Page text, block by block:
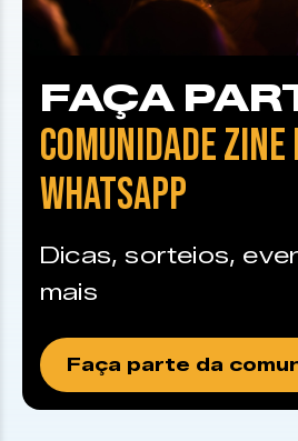
FAÇA
COMUNIDADE ZINE
WHATSAPP
Dicas, sorteios,
mais
Faça parte da